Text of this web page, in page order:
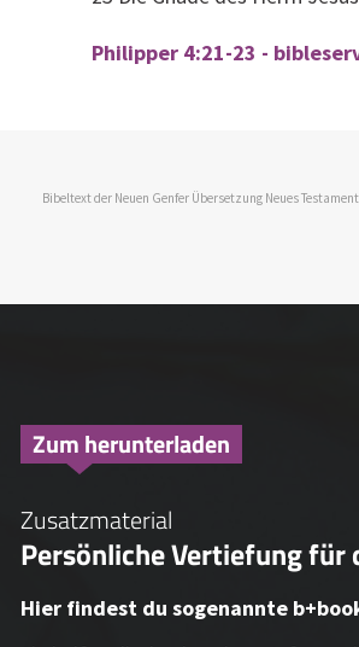
Philipper 4:21-23 -
Bibeltext der Neuen Genfer Übersetzung Neues
Zum herunterladen
Zusatzmaterial
Persönliche Vertiefung für
Hier findest du sogenannte